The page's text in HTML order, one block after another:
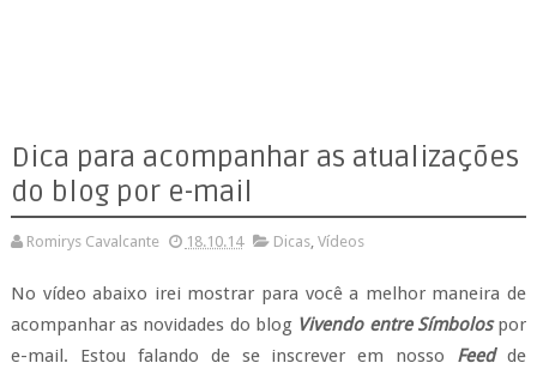
Dica para acompanhar as atualizações
do blog por e-mail
Romirys Cavalcante 18.10.14 Dicas, Vídeos
No vídeo abaixo irei mostrar para você a melhor maneira de
acompanhar as novidades do blog Vivendo entre Símbolospor
e-mail. Estou falando de se inscrever em nosso Feedde